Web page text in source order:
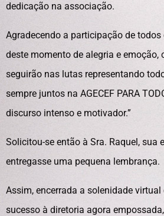
dedicação na associação.
Agradecendo a participação de
deste momento de alegria e emoção,
seguirão nas lutas representando
sempre juntos na AGECEF PARA
discurso intenso e motivador.”
Solicitou-se então à Sra. Raquel, sua
entregasse uma pequena lembrança.
Assim, encerrada a solenidade virtual
sucesso à diretoria agora